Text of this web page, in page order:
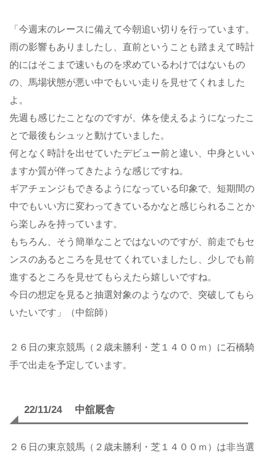
「今週末のレースに備えて今朝追い切りを行っています。
雨の影響もありましたし、直前ということも踏まえて時計
的にはそこまで速いものを求めているわけではないもの
の、馬場状態が悪い中でもいい走りを見せてくれました
よ。
先週も感じたことなのですが、体を使えるようになったこ
とで最後もシュッと動けていました。
何となく時計を出せていたデビュー前と違い、中身といい
ますか質が伴ってきたような感じですね。
ギアチェンジもできるようになっている印象で、短期間の
中でもいい方に変わってきているかなと感じられることか
ら楽しみを持っています。
もちろん、そう簡単なことではないのですが、前走でもセ
ンスのあるところを見せてくれていましたし、少しでも前
進するところを見せてもらえたら嬉しいですね。
今日の想定を見ると抽選対象のようなので、突破してもら
いたいです」（中舘師）
２６日の東京競馬（２歳未勝利・芝１４００ｍ）に石橋騎
手で出走を予定しています。
22/11/24 中舘厩舎
２６日の東京競馬（２歳未勝利・芝１４００ｍ）は非当選